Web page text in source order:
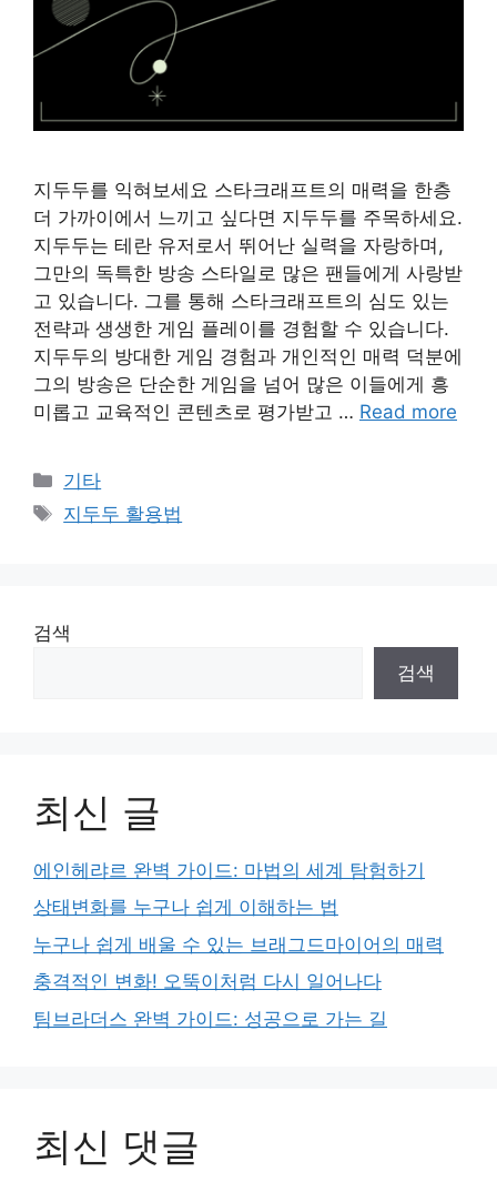
지두두를 익혀보세요 스타크래프트의 매력을 한층
더 가까이에서 느끼고 싶다면 지두두를 주목하세요.
지두두는 테란 유저로서 뛰어난 실력을 자랑하며,
그만의 독특한 방송 스타일로 많은 팬들에게 사랑받
고 있습니다. 그를 통해 스타크래프트의 심도 있는
전략과 생생한 게임 플레이를 경험할 수 있습니다.
지두두의 방대한 게임 경험과 개인적인 매력 덕분에
그의 방송은 단순한 게임을 넘어 많은 이들에게 흥
미롭고 교육적인 콘텐츠로 평가받고 … Read more
Categories
기타
Tags
지두두 활용법
검색
검색
최신 글
에인헤랴르 완벽 가이드: 마법의 세계 탐험하기
상태변화를 누구나 쉽게 이해하는 법
누구나 쉽게 배울 수 있는 브래그드마이어의 매력
충격적인 변화! 오뚝이처럼 다시 일어나다
팀브라더스 완벽 가이드: 성공으로 가는 길
최신 댓글